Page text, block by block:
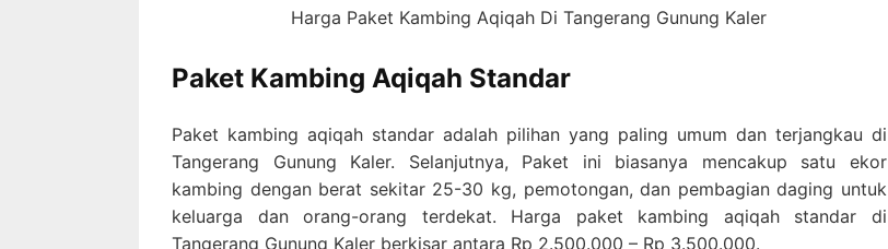
Harga Paket Kambing Aqiqah Di Tangerang Gunung Kaler
Paket Kambing Aqiqah Standar
Paket kambing aqiqah standar adalah pilihan yang paling umum dan terjangkau di
Tangerang Gunung Kaler. Selanjutnya, Paket ini biasanya mencakup satu ekor
kambing dengan berat sekitar 25-30 kg, pemotongan, dan pembagian daging untuk
keluarga dan orang-orang terdekat. Harga paket kambing aqiqah standar di
Tangerang Gunung Kaler berkisar antara Rp 2.500.000 – Rp 3.500.000.